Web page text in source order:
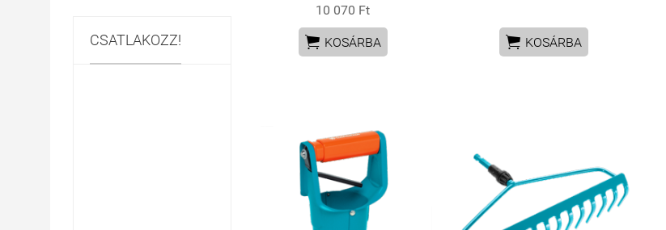
CSATLAKOZZ!
10 070 Ft
 KOSÁRBA  KOSÁRBA